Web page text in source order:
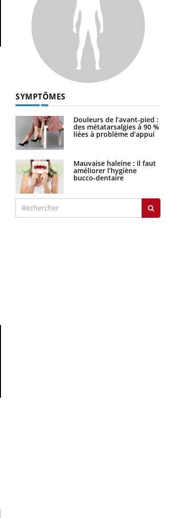
SYMPTÔMES
Douleurs de l’avant-pied :
des métatarsalgies à 90 %
liées à problème d’appui
Mauvaise haleine : il faut
améliorer l’hygiène
bucco-dentaire